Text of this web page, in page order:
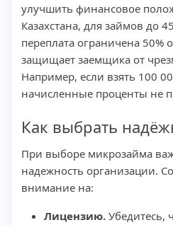
улучшить финансовое
Казахстана, для займов до
переплата ограничена 50%
защищает заемщика от
Например, если взять 100
начисленные проценты не
Как выбрать
При выборе микрозайма
надежность организации.
внимание на:
Лицензию. Убедитесь,